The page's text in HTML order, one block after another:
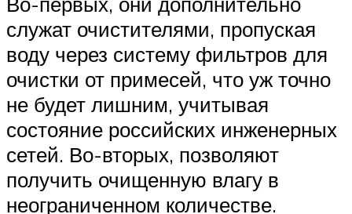
служат очистителями, пропуская
воду через систему фильтров для
очистки от примесей, что уж точно
не будет лишним, учитывая
состояние российских инженерных
сетей. Во-вторых, позволяют
получить очищенную влагу в
неограниченном количестве.